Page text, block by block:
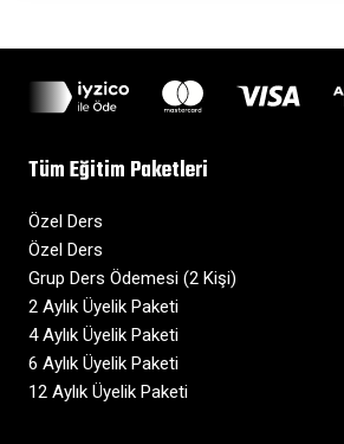
Tüm Eğitim Paketleri
Özel Ders
Özel Ders
Grup Ders Ödemesi (2 Kişi)
2 Aylık Üyelik Paketi
4 Aylık Üyelik Paketi
6 Aylık Üyelik Paketi
12 Aylık Üyelik Paketi